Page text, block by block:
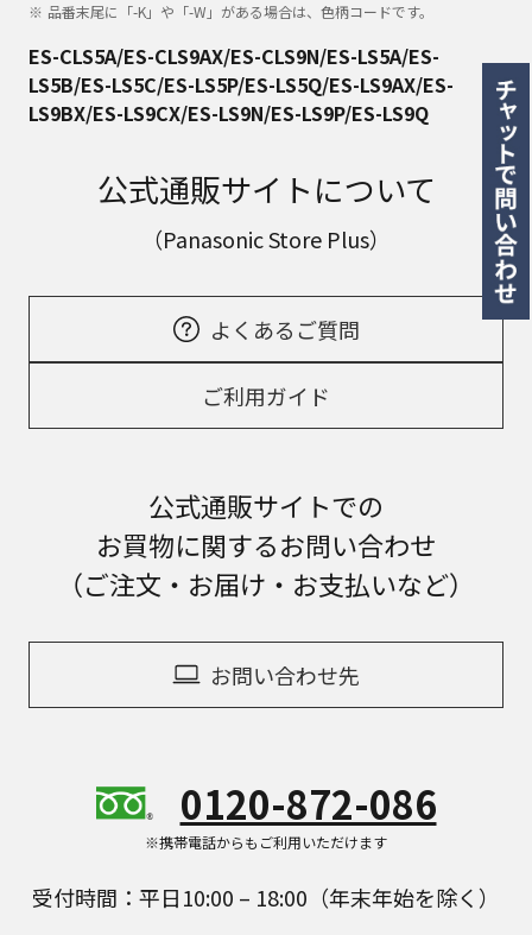
品番末尾に「-K」や「-W」がある場合は、色柄コードです。
ES-CLS5A/ES-CLS9AX/ES-CLS9N/ES-LS5A/ES-
LS5B/ES-LS5C/ES-LS5P/ES-LS5Q/ES-LS9AX/ES-
LS9BX/ES-LS9CX/ES-LS9N/ES-LS9P/ES-LS9Q
公式通販サイトについて
（Panasonic Store Plus）
よくあるご質問
ご利用ガイド
公式通販サイトでの
お買物に関するお問い合わせ
（ご注文・お届け・お支払いなど）
お問い合わせ先
0120-872-086
※携帯電話からもご利用いただけます
受付時間：平日10:00 – 18:00（年末年始を除く）